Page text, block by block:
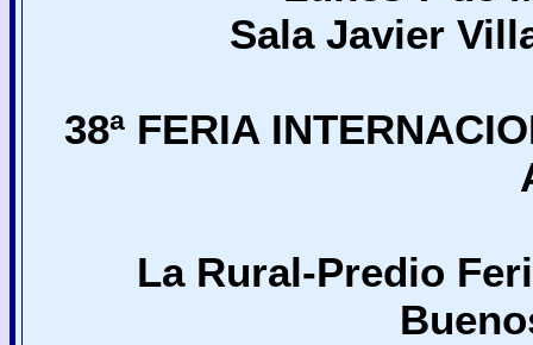
Sala Javier
38ª FERIA
La Rural-Predio